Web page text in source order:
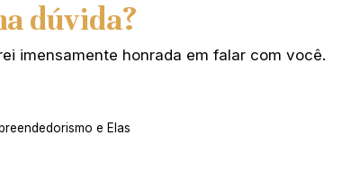
dúvida?
imensamente honrada em falar com você.
e Elas